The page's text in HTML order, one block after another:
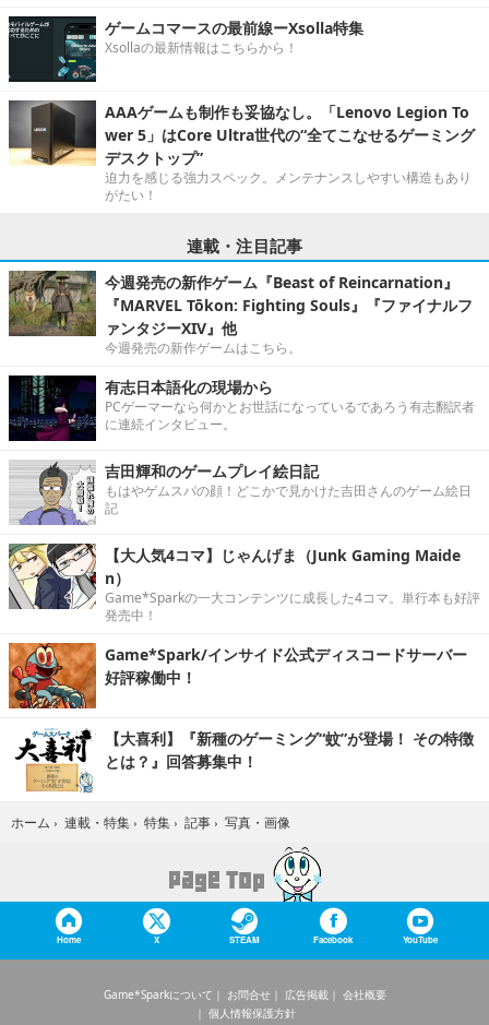
ゲームコマースの最前線ーXsolla特集
Xsollaの最新情報はこちらから！
AAAゲームも制作も妥協なし。「Lenovo Legion To
wer 5」はCore Ultra世代の“全てこなせるゲーミング
デスクトップ”
迫力を感じる強力スペック。メンテナンスしやすい構造もあり
がたい！
連載・注目記事
今週発売の新作ゲーム『Beast of Reincarnation』
『MARVEL Tōkon: Fighting Souls』『ファイナルフ
ァンタジーXIV』他
今週発売の新作ゲームはこちら。
有志日本語化の現場から
PCゲーマーなら何かとお世話になっているであろう有志翻訳者
に連続インタビュー。
吉田輝和のゲームプレイ絵日記
もはやゲムスパの顔！どこかで見かけた吉田さんのゲーム絵日
記
【大人気4コマ】じゃんげま（Junk Gaming Maide
n）
Game*Sparkの一大コンテンツに成長した4コマ。単行本も好評
発売中！
Game*Spark/インサイド公式ディスコードサーバー
好評稼働中！
【大喜利】『新種のゲーミング“蚊”が登場！ その特徴
とは？』回答募集中！
ホーム › 連載・特集 › 特集 › 記事 › 写真・画像
Home X STEAM Facebook YouTube
Game*Sparkについて お問合せ 広告掲載
会社概要
個人情報保護方針